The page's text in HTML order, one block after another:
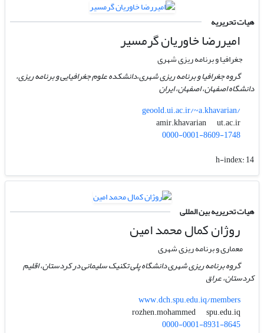
هیات تحریریه
امیررضا خاوریان گرمسیر
جغرافیا و برنامه ریزی شهری
گروه جغرافیا و برنامه ریزی شهری،دانشکده علوم جغرافیایی و برنامه ریزی،
دانشگاه اصفهان، اصفهان، ایران
geoold.ui.ac.ir/~a.khavarian/
amir.khavarian
ut.ac.ir
0000-0001-8609-1748
h-index:14
هیات تحریریه بین المللی
روژان کمال محمد امین
معماری و برنامه ریزی شهری
گروه برنامه ریزی شهری دانشگاه پلی تکنیک سلیمانی در کردستان، اقلیم
کردستان، عراق
www.dch.spu.edu.iq/members
rozhen.mohammed
spu.edu.iq
0000-0001-8931-8645